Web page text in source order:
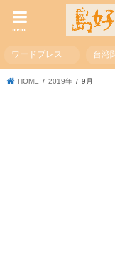
menu
ワードプレス 台湾
HOME 2019年 9月